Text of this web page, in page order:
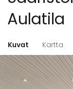
Aulatila
Kuvat Kartta